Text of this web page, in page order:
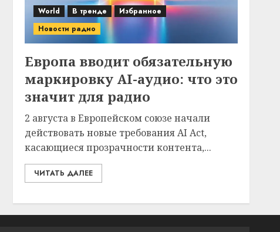
World В тренде
Избранное
Новости радио
Европа вводит обязательную
маркировку AI-аудио: что это
значит для радио
2 августа в Европейском союзе начали
действовать новые требования AI Act,
касающиеся прозрачности контента,...
ЧИТАТЬ ДАЛЕЕ